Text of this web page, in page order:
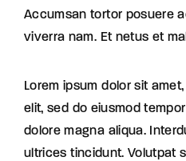
Accumsan tortor posuere
viverra nam. Et netus et
Lorem ipsum dolor sit
elit, sed do eiusmod
dolore magna aliqua.
ultrices tincidunt. Volutpat